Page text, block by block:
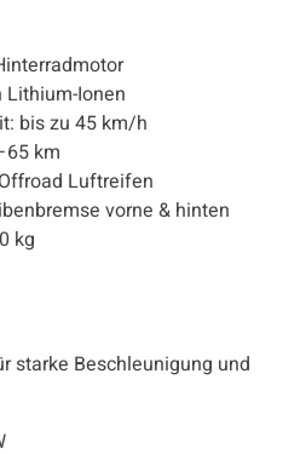
Lithium-Ionen
bis zu 45 km/h
km
Luftreifen
vorne & hinten
kg
starke Beschleunigung und